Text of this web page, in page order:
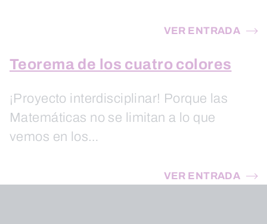
VER ENTRADA
Teorema de los cuatro colores
¡Proyecto interdisciplinar! Porque las
Matemáticas no se limitan a lo que
vemos en los…
VER ENTRADA